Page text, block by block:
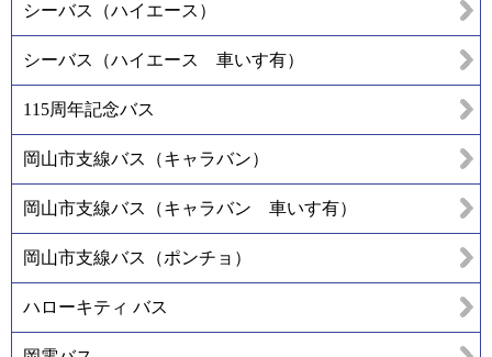
シーバス（ハイエース）
シーバス（ハイエース 車いす有）
115周年記念バス
岡山市支線バス（キャラバン）
岡山市支線バス（キャラバン 車いす有）
岡山市支線バス（ポンチョ）
ハローキティ バス